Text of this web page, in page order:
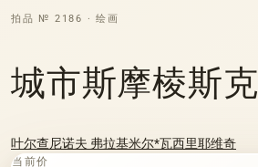
拍品 № 2186 · 绘画
城市斯摩棱斯克
叶尔查尼诺夫 弗拉基米尔*瓦西里耶维奇
当前价